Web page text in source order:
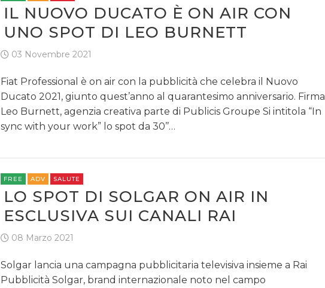
IL NUOVO DUCATO È ON AIR CON
UNO SPOT DI LEO BURNETT
03 Novembre 2021
Fiat Professional è on air con la pubblicità che celebra il Nuovo
Ducato 2021, giunto quest’anno al quarantesimo anniversario. Firma
Leo Burnett, agenzia creativa parte di Publicis Groupe Si intitola “In
sync with your work” lo spot da 30’’…
FREE ADV SALUTE
LO SPOT DI SOLGAR ON AIR IN
ESCLUSIVA SUI CANALI RAI
08 Marzo 2021
Solgar lancia una campagna pubblicitaria televisiva insieme a Rai
Pubblicità Solgar, brand internazionale noto nel campo